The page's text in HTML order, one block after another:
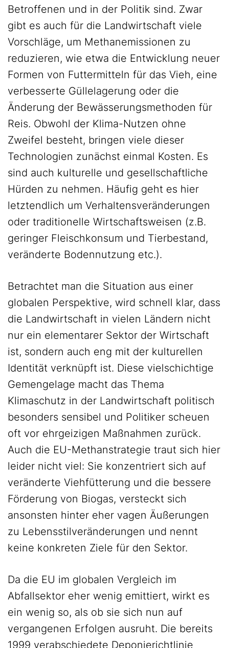
Betroffenen und in der Politik sind. Zwar
gibt es auch für die Landwirtschaft viele
Vorschläge, um Methanemissionen zu
reduzieren, wie etwa die Entwicklung neuer
Formen von Futtermitteln für das Vieh, eine
verbesserte Güllelagerung oder die
Änderung der Bewässerungsmethoden für
Reis. Obwohl der Klima-Nutzen ohne
Zweifel besteht, bringen viele dieser
Technologien zunächst einmal Kosten. Es
sind auch kulturelle und gesellschaftliche
Hürden zu nehmen. Häufig geht es hier
letztendlich um Verhaltensveränderungen
oder traditionelle Wirtschaftsweisen (z.B.
geringer Fleischkonsum und Tierbestand,
veränderte Bodennutzung etc.).
Betrachtet man die Situation aus einer
globalen Perspektive, wird schnell klar, dass
die Landwirtschaft in vielen Ländern nicht
nur ein elementarer Sektor der Wirtschaft
ist, sondern auch eng mit der kulturellen
Identität verknüpft ist. Diese vielschichtige
Gemengelage macht das Thema
Klimaschutz in der Landwirtschaft politisch
besonders sensibel und Politiker scheuen
oft vor ehrgeizigen Maßnahmen zurück.
Auch die EU-Methanstrategie traut sich hier
leider nicht viel: Sie konzentriert sich auf
veränderte Viehfütterung und die bessere
Förderung von Biogas, versteckt sich
ansonsten hinter eher vagen Äußerungen
zu Lebensstilveränderungen und nennt
keine konkreten Ziele für den Sektor.
Da die EU im globalen Vergleich im
Abfallsektor eher wenig emittiert, wirkt es
ein wenig so, als ob sie sich nun auf
vergangenen Erfolgen ausruht. Die bereits
1999 verabschiedete Deponierichtlinie